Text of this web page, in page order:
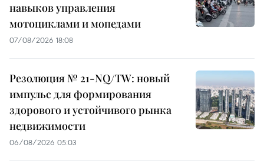
навыков управления
мотоциклами и мопедами
07/08/2026 18:08
Резолюция № 21-NQ/TW: новый
импульс для формирования
здорового и устойчивого рынка
недвижимости
06/08/2026 05:03